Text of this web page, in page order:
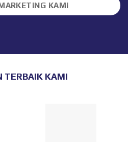
KAMI
TERBAIK KAMI